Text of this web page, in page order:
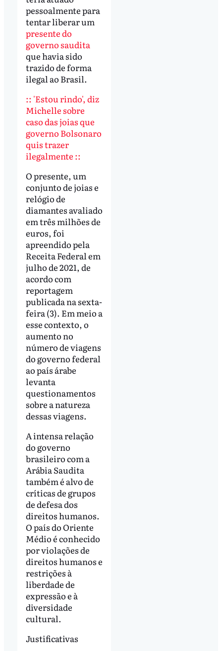
pessoalmente para
tentar liberar um
presente do
governo saudita
que havia sido
trazido de forma
ilegal ao Brasil.
:: 'Estou rindo', diz
Michelle sobre
caso das joias que
governo Bolsonaro
quis trazer
ilegalmente ::
O presente, um
conjunto de joias e
relógio de
diamantes avaliado
em três milhões de
euros, foi
apreendido pela
Receita Federal em
julho de 2021, de
acordo com
reportagem
publicada na sexta-
feira (3). Em meio a
esse contexto, o
aumento no
número de viagens
do governo federal
ao país árabe
levanta
questionamentos
sobre a natureza
dessas viagens.
A intensa relação
do governo
brasileiro com a
Arábia Saudita
também é alvo de
críticas de grupos
de defesa dos
direitos humanos.
O país do Oriente
Médio é conhecido
por violações de
direitos humanos e
restrições à
liberdade de
expressão e à
diversidade
cultural.
Justificativas